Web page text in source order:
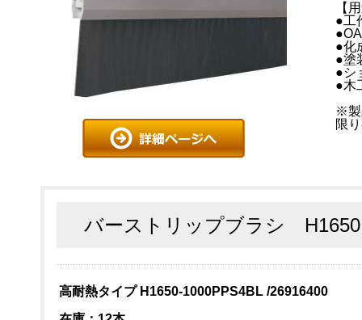
【
●工
●化
●塗
●シ
●木
※製
限
バーストリップブラシ
高耐熱タイプ H1650-1000PPS4BL /26916400